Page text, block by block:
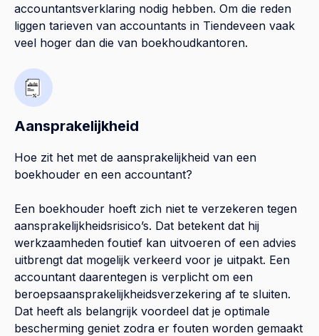
accountantsverklaring nodig hebben. Om die reden
liggen tarieven van accountants in Tiendeveen vaak
veel hoger dan die van boekhoudkantoren.
Aansprakelijkheid
Hoe zit het met de aansprakelijkheid van een
boekhouder en een accountant?
Een boekhouder hoeft zich niet te verzekeren tegen
aansprakelijkheidsrisico’s. Dat betekent dat hij
werkzaamheden foutief kan uitvoeren of een advies
uitbrengt dat mogelijk verkeerd voor je uitpakt. Een
accountant daarentegen is verplicht om een
beroepsaansprakelijkheidsverzekering af te sluiten.
Dat heeft als belangrijk voordeel dat je optimale
bescherming geniet zodra er fouten worden gemaakt